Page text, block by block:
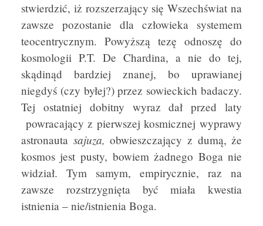
stwierdzić, iż rozszerzający się Wszechświat na
zawsze pozostanie dla człowieka systemem
teocentrycznym. Powyższą tezę odnoszę do
kosmologii P.T. De Chardina, a nie do tej,
skądinąd bardziej znanej, bo uprawianej
niegdyś (czy byłej?) przez sowieckich badaczy.
Tej ostatniej dobitny wyraz dał przed laty
powracający z pierwszej kosmicznej wyprawy
astronauta sajuza,obwieszczający z dumą, że
kosmos jest pusty, bowiem żadnego Boga nie
widział. Tym samym, empirycznie, raz na
zawsze rozstrzygnięta być miała kwestia
istnienia – nie/istnienia Boga.